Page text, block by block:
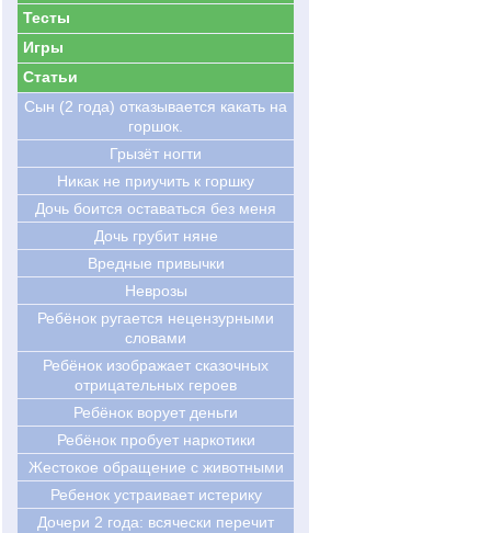
Тесты
Игры
Статьи
Сын (2 года) отказывается какать на
горшок.
Грызёт ногти
Никак не приучить к горшку
Дочь боится оставаться без меня
Дочь грубит няне
Вредные привычки
Неврозы
Ребёнок ругается нецензурными
словами
Ребёнок изображает сказочных
отрицательных героев
Ребёнок ворует деньги
Ребёнок пробует наркотики
Жестокое обращение с животными
Ребенок устраивает истерику
Дочери 2 года: всячески перечит